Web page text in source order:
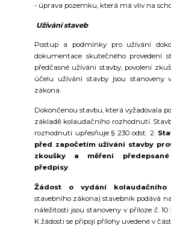
- úprava pozemku, která má vliv na
Užívání staveb
Postup a podmínky pro užívání
dokumentace skutečného provedení
předčasné užívání stavby, povolení
účelu užívání stavby jsou stanoveny
zákona.
Dokončenou stavbu, která vyžadovala
základě kolaudačního rozhodnutí.
rozhodnutí upřesňuje§ 230 odst. 2.
před započetím užívání stavby
zkoušky a měření
předpisy.
Žádost o vydání kolaudačního
stavebního zákona) stavebník podává
náležitosti jsou stanoveny v příloze č.
K žádosti se připojí přílohy uvedené v